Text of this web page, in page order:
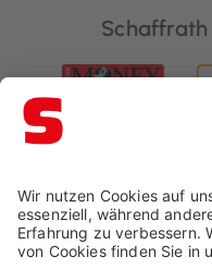
Schaffrath